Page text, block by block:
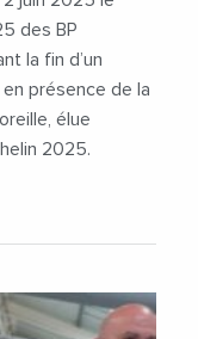
des BP
la fin d’un
présence de la
élue
2025.